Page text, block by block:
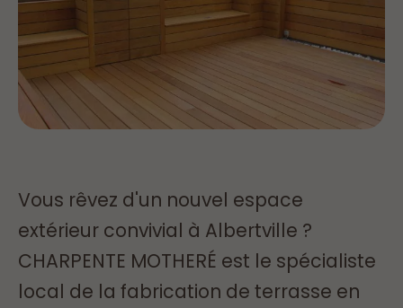
Vous rêvez d'un nouvel espace
extérieur convivial à Albertville ?
CHARPENTE MOTHERÉ est le spécialiste
local de la fabrication de terrasse en